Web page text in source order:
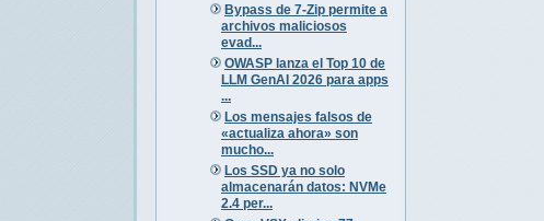
Bypass de 7-Zip permite a
archivos maliciosos
evad...
OWASP lanza el Top 10 de
LLM GenAI 2026 para apps
...
Los mensajes falsos de
«actualiza ahora» son
mucho...
Los SSD ya no solo
almacenarán datos: NVMe
2.4 per...